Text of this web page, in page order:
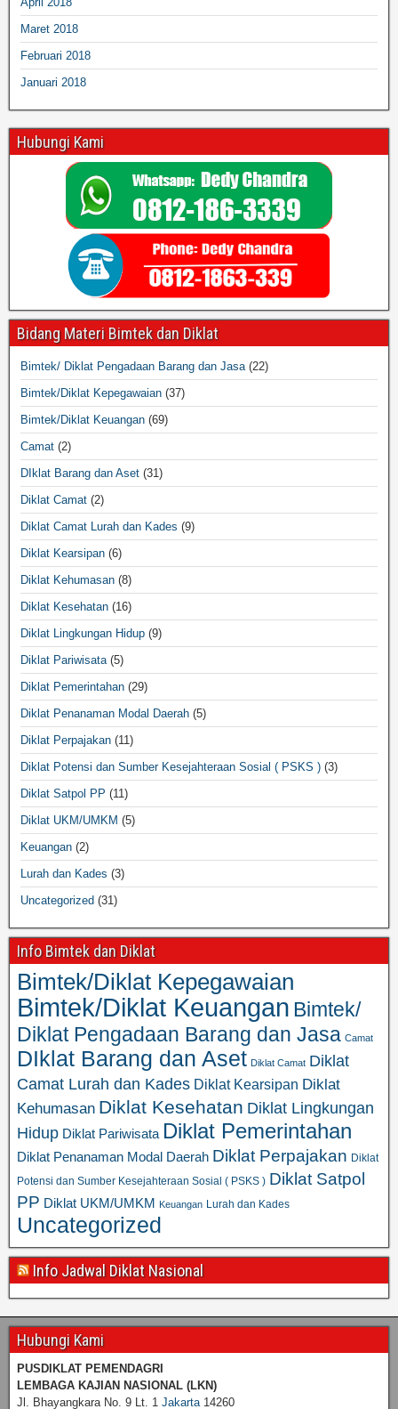
Maret 2018
Februari 2018
Januari 2018
Hubungi Kami
Bidang Materi Bimtek dan Diklat
Bimtek/ Diklat Pengadaan Barang dan Jasa(22)
Bimtek/Diklat Kepegawaian (37)
Bimtek/Diklat Keuangan (69)
Camat (2)
DIklat Barang dan Aset (31)
Diklat Camat (2)
Diklat Camat Lurah dan Kades (9)
Diklat Kearsipan (6)
Diklat Kehumasan (8)
Diklat Kesehatan (16)
Diklat Lingkungan Hidup (9)
Diklat Pariwisata(5)
Diklat Pemerintahan (29)
Diklat Penanaman Modal Daerah (5)
Diklat Perpajakan (11)
Diklat Potensi dan Sumber Kesejahteraan Sosial ( PSKS ) (3)
Diklat Satpol PP (11)
Diklat UKM/UMKM (5)
Keuangan (2)
Lurah dan Kades (3)
Uncategorized (31)
Info Bimtek dan Diklat
Bimtek/Diklat Kepegawaian
Bimtek/Diklat Keuangan Bimtek/
Diklat Pengadaan Barang dan Jasa Camat
DIklat Barang dan Aset Diklat Camat Diklat
Camat Lurah dan Kades Diklat Kearsipan Diklat
Kehumasan Diklat Kesehatan Diklat Lingkungan
Hidup Diklat Pariwisata Diklat Pemerintahan
Diklat Penanaman Modal Daerah Diklat Perpajakan Diklat
Potensi dan Sumber Kesejahteraan Sosial ( PSKS ) Diklat Satpol
PP Diklat UKM/UMKM Keuangan Lurah dan Kades
Uncategorized
Info Jadwal Diklat Nasional
Hubungi Kami
PUSDIKLAT PEMENDAGRI
LEMBAGA KAJIAN NASIONAL (LKN)
Jl. Bhayangkara No. 9 Lt. 1 Jakarta14260